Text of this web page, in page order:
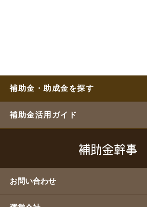
補助金・助成金を探す
補助金活用ガイド
お問い合わせ